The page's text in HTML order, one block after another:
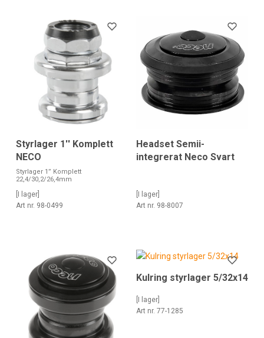
Styrlager 1'' Komplett
NECO
Styrlager 1” Komplett
22,4/30,2/26,4mm
[I lager]
Art nr. 98-0499
Headset Semii-
integrerat Neco Svart
[I lager]
Art nr. 98-8007
Kulring styrlager 5/32x14
[I lager]
Art nr. 77-1285